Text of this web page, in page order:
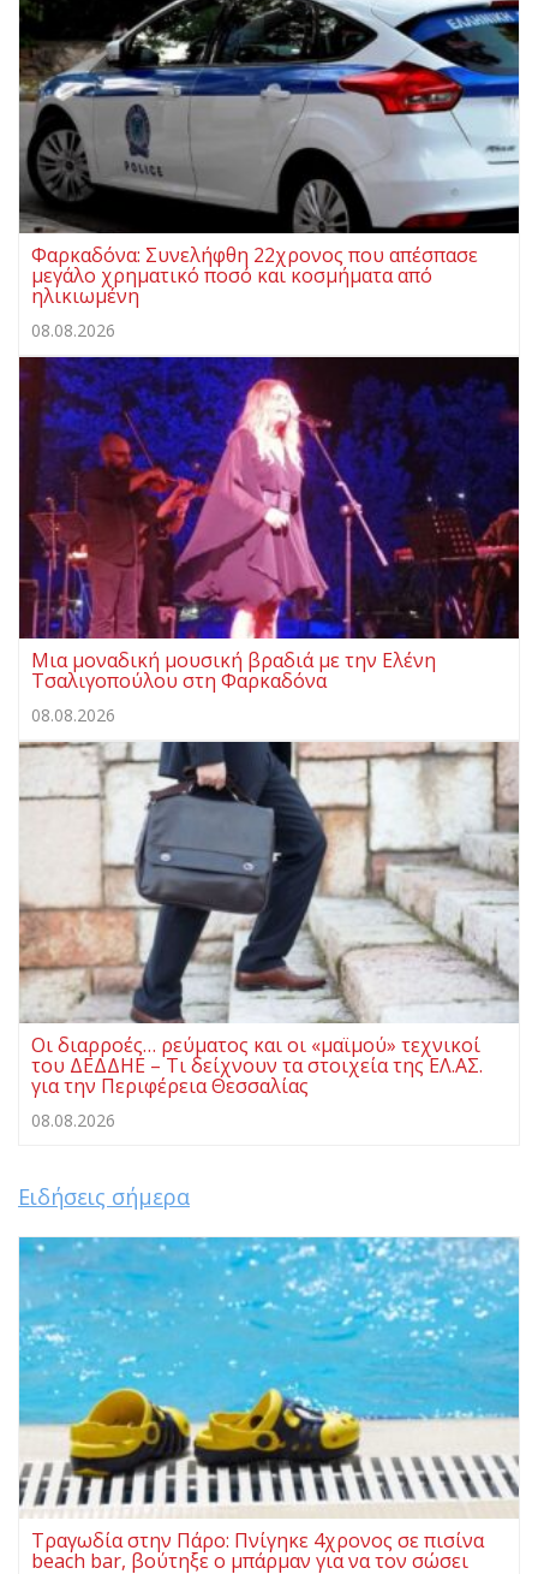
Φαρκαδόνα: Συνελήφθη 22χρονος που απέσπασε
μεγάλο χρηματικό ποσό και κοσμήματα από
ηλικιωμένη
08.08.2026
Μια μοναδική μουσική βραδιά με την Ελένη
Τσαλιγοπούλου στη Φαρκαδόνα
08.08.2026
Οι διαρροές… ρεύματος και οι «μαϊμού» τεχνικοί
του ΔΕΔΔΗΕ – Τι δείχνουν τα στοιχεία της ΕΛ.ΑΣ.
για την Περιφέρεια Θεσσαλίας
08.08.2026
Ειδήσεις σήμερα
Τραγωδία στην Πάρο: Πνίγηκε 4χρονος σε πισίνα
beach bar, βούτηξε ο μπάρμαν για να τον σώσει